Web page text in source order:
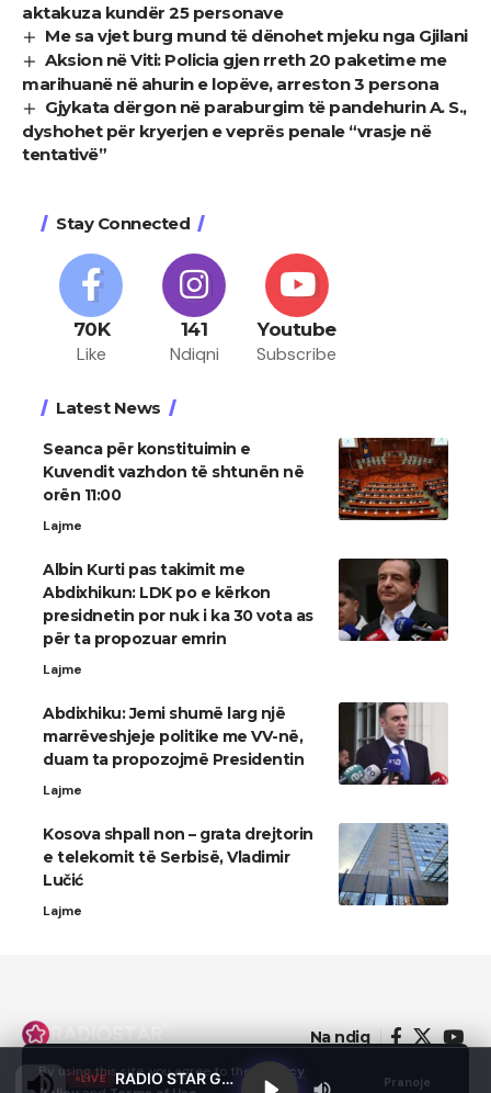
By using this site, you agree to the Privacy
Pranoje
aktakuza kundër 25 personave
Me sa vjet burg mund të dënohet mjeku nga Gjilani
Aksion në Viti: Policia gjen rreth 20 paketime me
marihuanë në ahurin e lopëve, arreston 3 persona
Gjykata dërgon në paraburgim të pandehurin A. S.,
dyshohet për kryerjen e veprës penale “vrasje në
tentativë”
Stay Connected
70K
Like
141
Ndiqni
Youtube
Subscribe
Latest News
Seanca për konstituimin e
Kuvendit vazhdon të shtunën në
orën 11:00
Lajme
Albin Kurti pas takimit me
Abdixhikun: LDK po e kërkon
presidnetin por nuk i ka 30 vota as
për ta propozuar emrin
Lajme
Abdixhiku: Jemi shumë larg një
marrëveshjeje politike me VV-në,
duam ta propozojmë Presidentin
Lajme
Kosova shpall non – grata drejtorin
e telekomit të Serbisë, Vladimir
Lučić
Lajme
Na ndiq
LIVE RADIO STAR GJILAN